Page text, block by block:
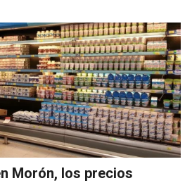
Morón, los precios